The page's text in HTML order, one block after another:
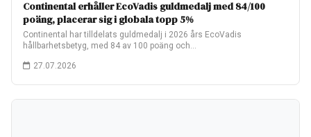
Continental erhåller EcoVadis guldmedalj med 84/100
poäng, placerar sig i globala topp 5%
Continental har tilldelats guldmedalj i 2026 års EcoVadis
hållbarhetsbetyg, med 84 av 100 poäng och…
27.07.2026